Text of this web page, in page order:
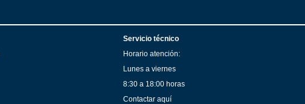
Servicio técnico
Horario atención:
Lunes a viernes
8:30 a 18:00 horas
Contactar aquí